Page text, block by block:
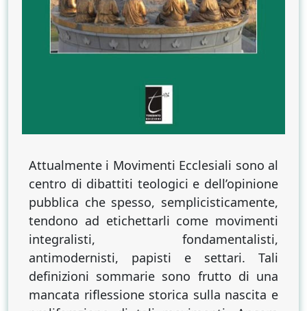
Attualmente i Movimenti Ecclesiali sono al
centro di dibattiti teologici e dell’opinione
pubblica che spesso, semplicisticamente,
tendono ad etichettarli come movimenti
integralisti, fondamentalisti,
antimodernisti, papisti e settari. Tali
definizioni sommarie sono frutto di una
mancata riflessione storica sulla nascita e